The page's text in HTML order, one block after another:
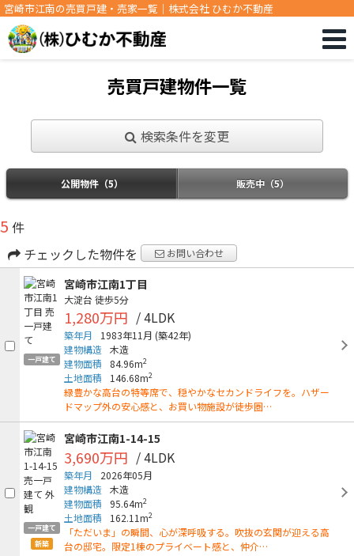
宮崎市江南の売買戸建・売家一覧｜株式会社 ひむか不動産
売買戸建物件一覧
検索条件を変更
公開物件（5） 販売中（5）
5 件
チェックした物件を
お問い合わせ
一戸建て
宮崎市江南1丁目
大淀台 徒歩5分
1,280万円 / 4LDK
築年月 1983年11月 (築42年)
建物構造 木造
建物面積
84.96m2
土地面積 146.68m2
緑豊かな高台の特等席で、穏やかなセカンドライフを。ハザー
ドマップ外の安心感と、お買い物施設が徒歩圏…
一戸建て
新築
宮崎市江南1-14-15
3,690万円 / 4LDK
築年月
2026年05月
建物構造 木造
建物面積
95.64m2
土地面積 162.11m2
「ただいま」の瞬間、心が深呼吸する。吹抜の玄関が迎える高
台の邸宅。限定1棟のプライベート感と、仲介…